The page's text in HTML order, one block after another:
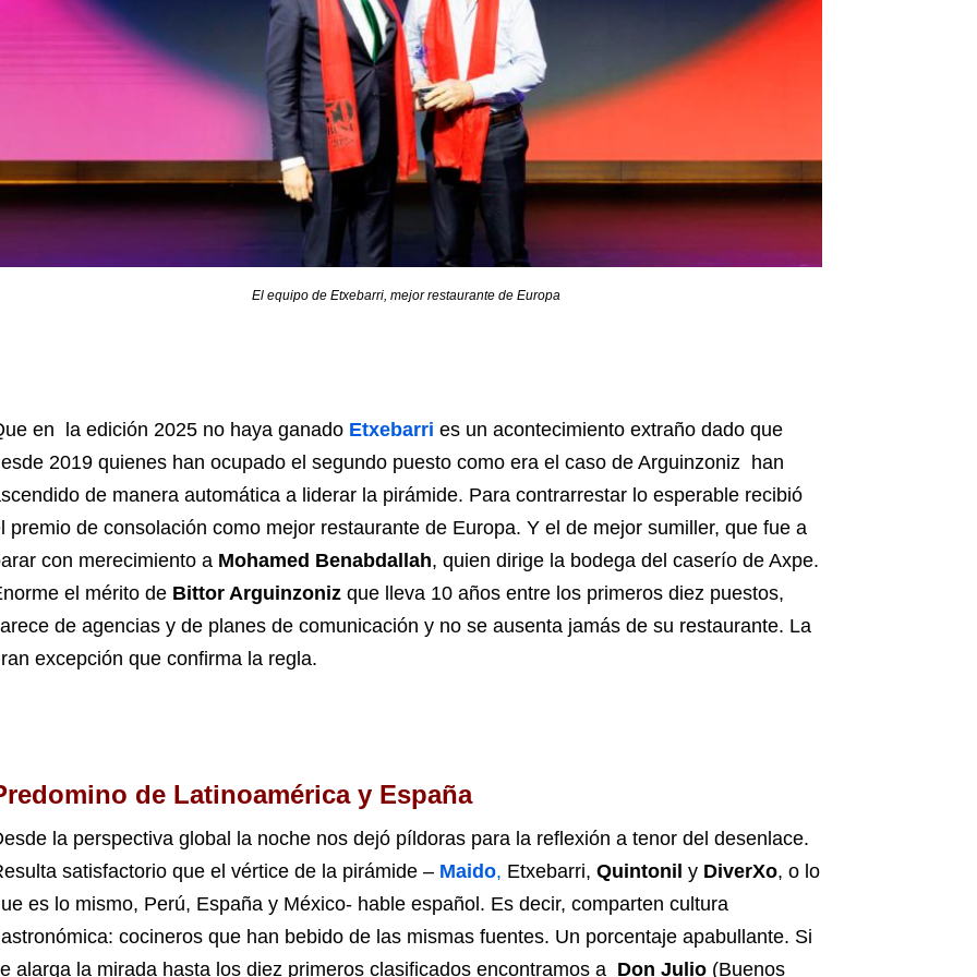
El equipo de Etxebarri, mejor restaurante de Europa
en la edición 2025 no haya ganado Etxebarri es un acontecimiento extraño dado que
2019 quienes han ocupado el segundo puesto como era el caso de Arguinzoniz han
de manera automática a liderar la pirámide. Para contrarrestar lo esperable recibió
premio de consolación como mejor restaurante de Europa. Y el de mejor sumiller, que fue a
con merecimiento a Mohamed Benabdallah, quien dirige la bodega del caserío de Axpe.
el mérito de Bittor Arguinzonizque lleva 10 años entre los primeros diez puestos,
de agencias y de planes de comunicación y no se ausenta jamás de su restaurante. La
excepción que confirma la regla.
de Latinoamérica y España
la perspectiva global la noche nos dejó píldoras para la reflexión a tenor del desenlace.
satisfactorio que el vértice de la pirámide – Maido, Etxebarri, Quintonil y DiverXo, o lo
es lo mismo, Perú, España y México- hable español. Es decir, comparten cultura
cocineros que han bebido de las mismas fuentes. Un porcentaje apabullante. Si
alarga la mirada hasta los diez primeros clasificados encontramos a Don Julio(Buenos